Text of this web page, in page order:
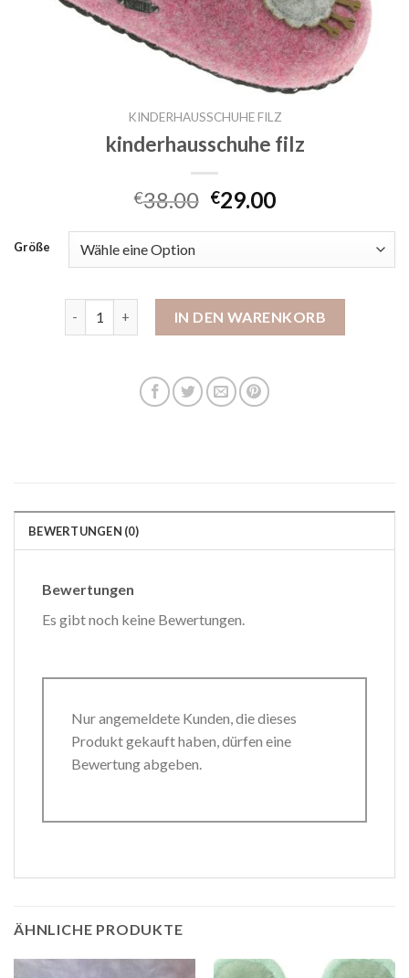
KINDERHAUSSCHUHE FILZ
kinderhausschuhe filz
€38.00 €29.00
Größe
IN DEN WARENKORB
BEWERTUNGEN (0)
Bewertungen
Es gibt noch keine Bewertungen.
Nur angemeldete Kunden, die dieses
Produkt gekauft haben, dürfen eine
Bewertung abgeben.
ÄHNLICHE PRODUKTE